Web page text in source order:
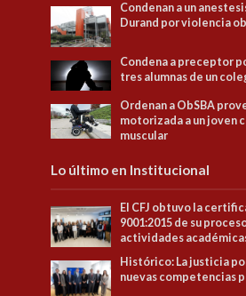
Condenan a un
Durand por violencia
Condena a preceptor
tres alumnas de un
Ordenan a ObSBA
motorizada a un joven
muscular
Lo último en Institucional
El CFJ obtuvo la
9001:2015 de su
actividades
Histórico: La justicia
nuevas competencias